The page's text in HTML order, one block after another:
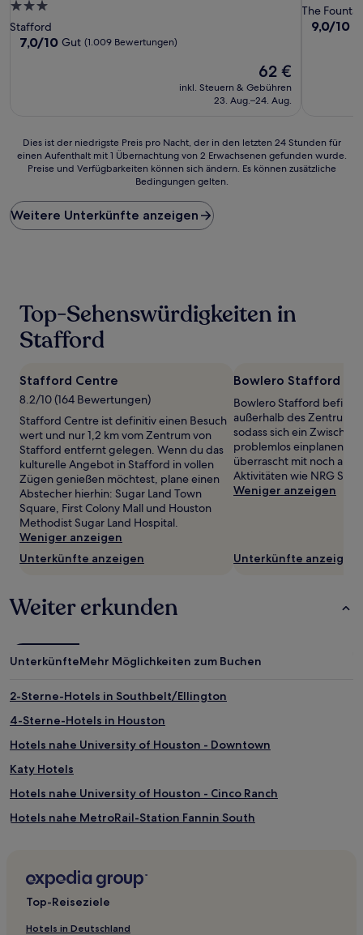
3.0-
Sterne-
Unterkunft
Stafford
7.0
7,0/10 Gut (1.009 Bewertungen)
Der
Preis
beträgt
62 €
inkl. Steuern & Gebühren
23. Aug.–24. Aug.
Sterne-
The
9.0
9,0/10
Dies
ist
Preis
pro
Nacht,
24 Stunden
einen
Aufenthalt
1 Übernachtung
2 Erwachsenen
gefunden
wurde.
Preise
und
Verfügbarkeiten
können
sich
ändern.
Es
zusätzliche
Dies ist der niedrigste Preis pro Nacht, der in den letzten 24 Stunden für
einen Aufenthalt mit 1 Übernachtung von 2 Erwachsenen gefunden wurde.
Preise und Verfügbarkeiten können sich ändern. Es können zusätzliche
Bedingungen gelten.
Weitere Unterkünfte anzeigen
Top-Sehenswürdigkeiten in
Stafford
Stafford Centre
8.2/10 (164 Bewertungen)
Stafford Centre ist definitiv einen Besuch
wert und nur 1,2 km vom Zentrum von
Stafford entfernt gelegen. Wenn du das
kulturelle Angebot in Stafford in vollen
Zügen genießen möchtest, plane einen
Abstecher hierhin: Sugar Land Town
Square, First Colony Mall und Houston
Methodist Sugar Land Hospital.
Weniger anzeigen
Unterkünfte anzeigen
Bowlero Stafford
Bowlero Stafford
außerhalb des Zentrums
sodass sich ein
problemlos einplanen
überrascht mit noch
Aktivitäten wie NRG
Weniger anzeigen
Unterkünfte anzeigen
Weiter erkunden
UnterkünfteMehr Möglichkeiten zum Buchen
2-Sterne-Hotels in Southbelt/Ellington
4-Sterne-Hotels in Houston
Hotels nahe University of Houston - Downtown
Katy Hotels
Hotels nahe University of Houston - Cinco Ranch
Hotels nahe MetroRail-Station Fannin South
South Central Houston: Hotels
Top-Reiseziele
Hotels in Deutschland